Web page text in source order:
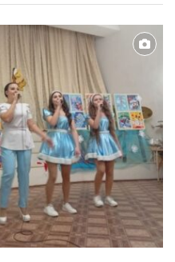
Юлія
колективу
Галина Єременко,
І місце у ІІІ
[…]